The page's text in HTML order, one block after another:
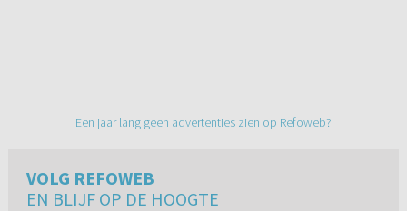
Een jaar lang geen advertenties zien op Refoweb?
VOLG REFOWEB
EN BLIJF OP DE HOOGTE